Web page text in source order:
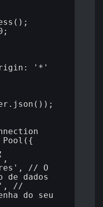
'*'
Pool({
// O
de dados
//
do seu